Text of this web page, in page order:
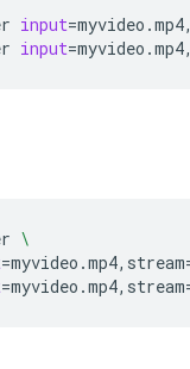
input=
input=
\
=myvideo.mp4,stream
=myvideo.mp4,stream